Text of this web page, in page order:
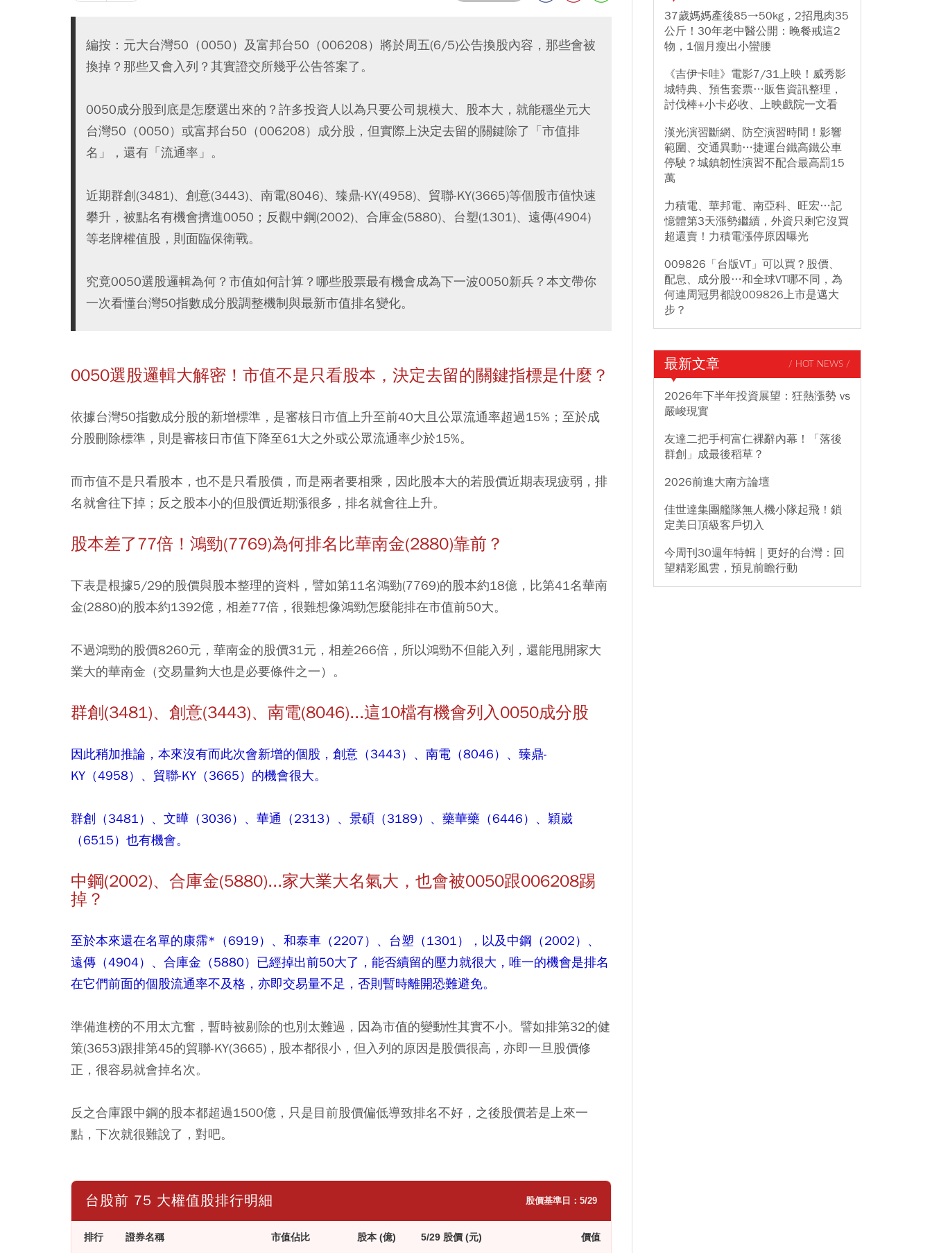
編按：元大台灣50（0050）及富邦台50（006208）將於周五(6/5)公告換股內容，那些會被
換掉？那些又會入列？其實證交所幾乎公告答案了。
0050成分股到底是怎麼選出來的？許多投資人以為只要公司規模大、股本大，就能穩坐元大
台灣50（0050）或富邦台50（006208）成分股，但實際上決定去留的關鍵除了「市值排
名」，還有「流通率」。
近期群創(3481)、創意(3443)、南電(8046)、臻鼎-KY(4958)、貿聯-KY(3665)等個股市值快速
攀升，被點名有機會擠進0050；反觀中鋼(2002)、合庫金(5880)、台塑(1301)、遠傳(4904)
等老牌權值股，則面臨保衛戰。
究竟0050選股邏輯為何？市值如何計算？哪些股票最有機會成為下一波0050新兵？本文帶你
一次看懂台灣50指數成分股調整機制與最新市值排名變化。
0050選股邏輯大解密！市值不是只看股本，決定去留的關鍵指標是什麼？
依據台灣50指數成分股的新增標準，是審核日市值上升至前40大且公眾流通率超過15%；至於成
分股刪除標準，則是審核日市值下降至61大之外或公眾流通率少於15%。
而市值不是只看股本，也不是只看股價，而是兩者要相乘，因此股本大的若股價近期表現疲弱，排
名就會往下掉；反之股本小的但股價近期漲很多，排名就會往上升。
股本差了77倍！鴻勁(7769)為何排名比華南金(2880)靠前？
下表是根據5/29的股價與股本整理的資料，譬如第11名鴻勁(7769)的股本約18億，比第41名華南
金(2880)的股本約1392億，相差77倍，很難想像鴻勁怎麼能排在市值前50大。
不過鴻勁的股價8260元，華南金的股價31元，相差266倍，所以鴻勁不但能入列，還能甩開家大
業大的華南金（交易量夠大也是必要條件之一）。
群創(3481)、創意(3443)、南電(8046)...這10檔有機會列入0050成分股
因此稍加推論，本來沒有而此次會新增的個股，創意（3443）、南電（8046）、臻鼎-
KY（4958）、貿聯-KY（3665）的機會很大。
群創（3481）、文曄（3036）、華通（2313）、景碩（3189）、藥華藥（6446）、穎崴
（6515）也有機會。
中鋼(2002)、合庫金(5880)...家大業大名氣大，也會被0050跟006208踢
掉？
至於本來還在名單的康霈*（6919）、和泰車（2207）、台塑（1301），以及中鋼（2002）、
遠傳（4904）、合庫金（5880）已經掉出前50大了，能否續留的壓力就很大，唯一的機會是排名
在它們前面的個股流通率不及格，亦即交易量不足，否則暫時離開恐難避免。
準備進榜的不用太亢奮，暫時被剔除的也別太難過，因為市值的變動性其實不小。譬如排第32的健
策(3653)跟排第45的貿聯-KY(3665)，股本都很小，但入列的原因是股價很高，亦即一旦股價修
正，很容易就會掉名次。
反之合庫跟中鋼的股本都超過1500億，只是目前股價偏低導致排名不好，之後股價若是上來一
點，下次就很難說了，對吧。
台股前 75 大權值股排行明細 股價基準日：5/29
排行 證券名稱 市值佔比 股本 (億) 5/29 股價 (元) 價值
37歲媽媽產後85→50kg，2招甩肉35
公斤！30年老中醫公開：晚餐戒這2
物，1個月瘦出小蠻腰
《吉伊卡哇》電影7/31上映！威秀影
城特典、預售套票…販售資訊整理，
討伐棒+小卡必收、上映戲院一文看
漢光演習斷網、防空演習時間！影響
範圍、交通異動…捷運台鐵高鐵公車
停駛？城鎮韌性演習不配合最高罰15
萬
力積電、華邦電、南亞科、旺宏…記
憶體第3天漲勢繼續，外資只剩它沒買
超還賣！力積電漲停原因曝光
009826「台版VT」可以買？股價、
配息、成分股…和全球VT哪不同，為
何連周冠男都說009826上市是邁大
步？
最新文章 / HOT NEWS /
2026年下半年投資展望：狂熱漲勢 vs
嚴峻現實
友達二把手柯富仁裸辭內幕！「落後
群創」成最後稻草？
2026前進大南方論壇
佳世達集團艦隊無人機小隊起飛！鎖
定美日頂級客戶切入
今周刊30週年特輯｜更好的台灣：回
望精彩風雲，預見前瞻行動